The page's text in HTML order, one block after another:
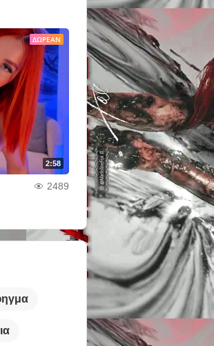
ΔΩΡΕΆΝ
2:58
2489